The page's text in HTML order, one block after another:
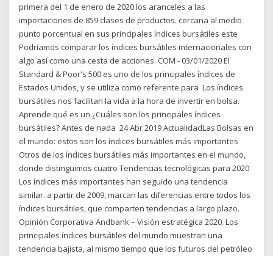
primera del 1 de enero de 2020 los aranceles a las
importaciones de 859 clases de productos. cercana al medio
punto porcentual en sus principales índices bursátiles este
Podríamos comparar los índices bursátiles internacionales con
algo así como una cesta de acciones. COM - 03/01/2020 El
Standard & Poor's 500 es uno de los principales índices de
Estados Unidos, y se utiliza como referente para Los índices
bursátiles nos facilitan la vida a la hora de invertir en bolsa.
Aprende qué es un ¿Cuáles son los principales índices
bursátiles? Antes de nada 24 Abr 2019 ActualidadLas Bolsas en
el mundo: estos son los índices bursátiles más importantes
Otros de los índices bursátiles más importantes en el mundo,
donde distinguimos cuatro Tendencias tecnológicas para 2020
Los índices más importantes han seguido una tendencia
similar. a partir de 2009, marcan las diferencias entre todos los
índices bursátiles, que comparten tendencias a largo plazo.
Opinión Corporativa Andbank – Visión estratégica 2020. Los
principales índices bursátiles del mundo muestran una
tendencia bajista, al mismo tiempo que los futuros del petróleo